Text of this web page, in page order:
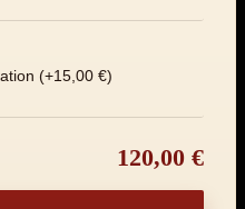
(+15,00 €)
120,00 €